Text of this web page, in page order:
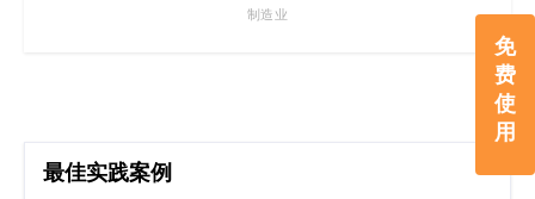
免
费
使
用
制造业
最佳实践案例